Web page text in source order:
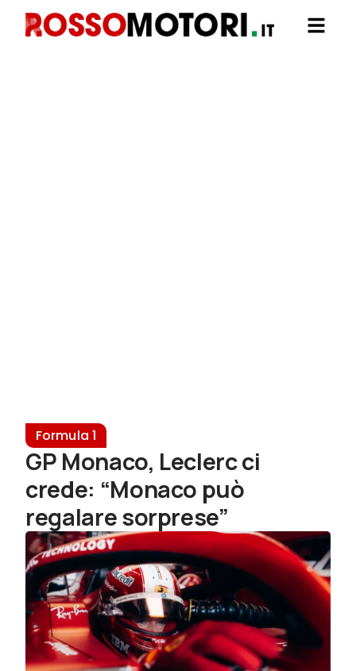
Formula 1
GP Monaco, Leclerc ci
crede: “Monaco può
regalare sorprese”